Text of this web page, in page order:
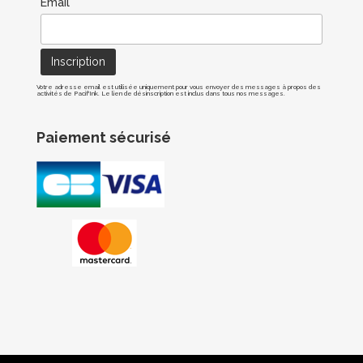
Email*
Votre adresse email est utilisée uniquement pour vous envoyer des messages à propos des
activités de Pacif'Ink. Le lien de désinscription est inclus dans tous nos messages.
Paiement sécurisé